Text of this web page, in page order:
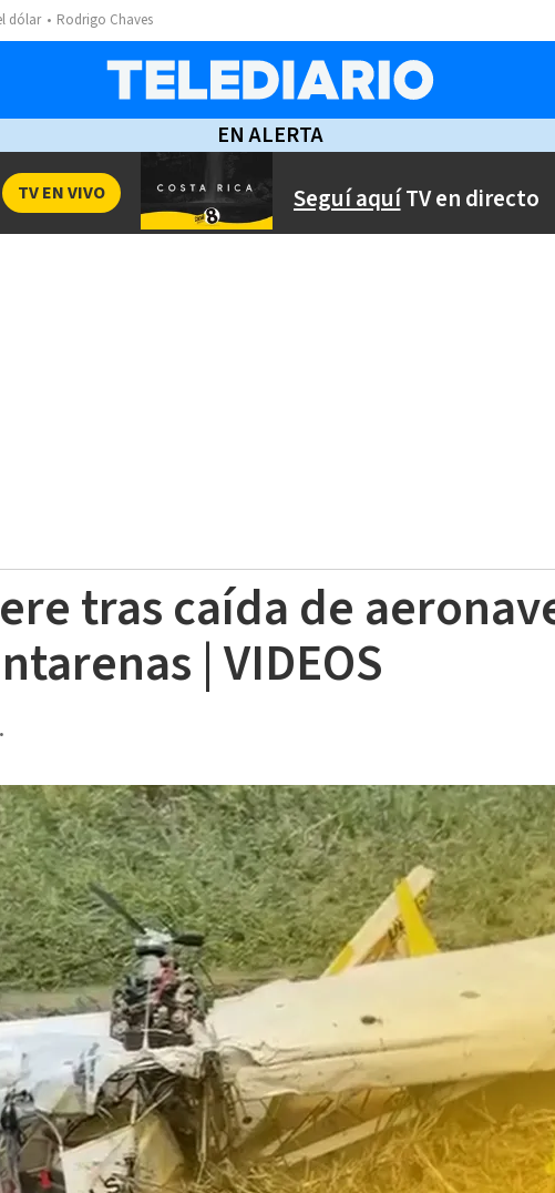
dólar Rodrigo Chaves
EN ALERTA
Seguí aquíTV en directo
TV EN VIVO
tras caída de
| VIDEOS